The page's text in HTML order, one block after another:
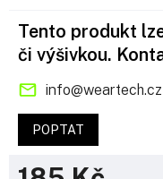
Tento produkt
či výšivkou.
info@weartech.cz
POPTAT